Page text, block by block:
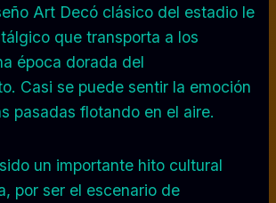
Art Decó clásico del estadio le
que transporta a los
época dorada del
Casi se puede sentir la emoción
pasadas flotando en el aire.
un importante hito cultural
por ser el escenario de